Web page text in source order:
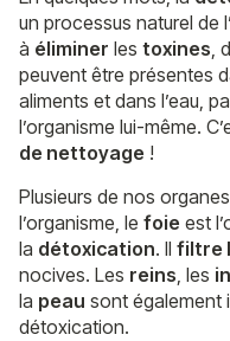
un processus naturel de
à éliminer les toxines,
peuvent être présentes
aliments et dans l’eau,
l’organisme lui-même.
de nettoyage !
Plusieurs de nos
l’organisme, le foie est
la détoxication. Il filtre
nocives. Les reins, les
la peau sont également
détoxication.